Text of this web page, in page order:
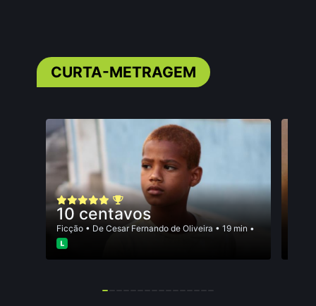
CURTA-METRAGEM
10 centavos
Ficção • De Cesar Fernando de Oliveira • 19 min •